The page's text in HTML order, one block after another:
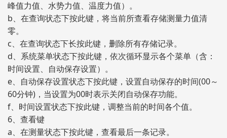
峰值力值、水势力值、温度力值）。
b、在查询状态下按此键，将当前所查看存储测量力值清
零。
c、在查询状态下长按此键，删除所有存储记录。
d、系统菜单状态下按此键，依次循环显示各个菜单（含：
时间设置、自动保存设置）。
e、自动保存设置状态下按此键，设置自动保存的时间(00～
60分钟)，当设置为00时表示关闭自动保存功能。
f、时间设置状态下按此键，调整当前的时间各个值。
6、查看键
a、在测量状态下按此键，查看最后一条记录。